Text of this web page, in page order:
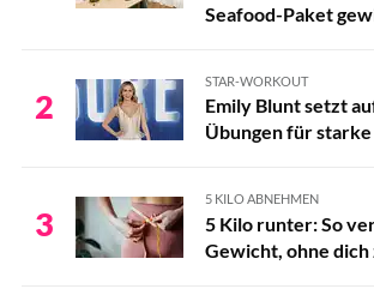
Seafood-Paket
2
STAR-WORKOUT
Emily Blunt setzt
Übungen für
3
5 KILO ABNEHMEN
5 Kilo runter: So
Gewicht, ohne dich